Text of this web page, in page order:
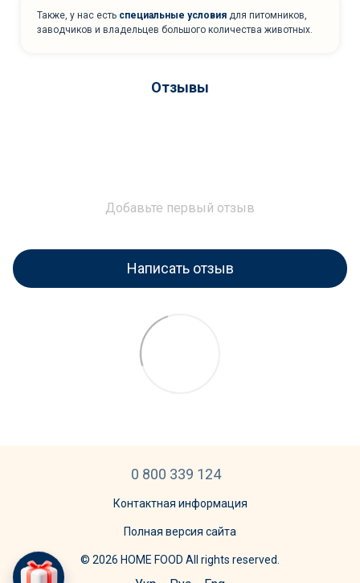
Также, у нас есть специальные условия для питомников,
заводчиков и владельцев большого количества животных.
Отзывы
Добавьте первый отзыв
Написать отзыв
0 800 339 124
Контактная информация
Полная версия сайта
© 2026 HOME FOOD All rights reserved.